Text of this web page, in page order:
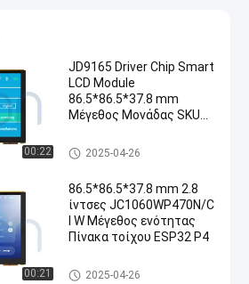
00:22
JD9165 Driver Chip Smart
LCD Module
86.5*86.5*37.8 mm
Μέγεθος Μονάδας SKU
Έξυπνη ενότητα LCD
2025-04-26
00:21
86.5*86.5*37.8 mm 2.8
ίντσες JC1060WP470N/C
I W Μέγεθος ενότητας
Πίνακα τοίχου ESP32 P4
Έξυπνη ενότητα LCD
2025-04-26